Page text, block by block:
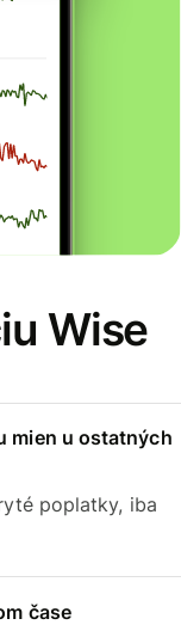
Wise
mien u ostatných
poplatky, iba
čase